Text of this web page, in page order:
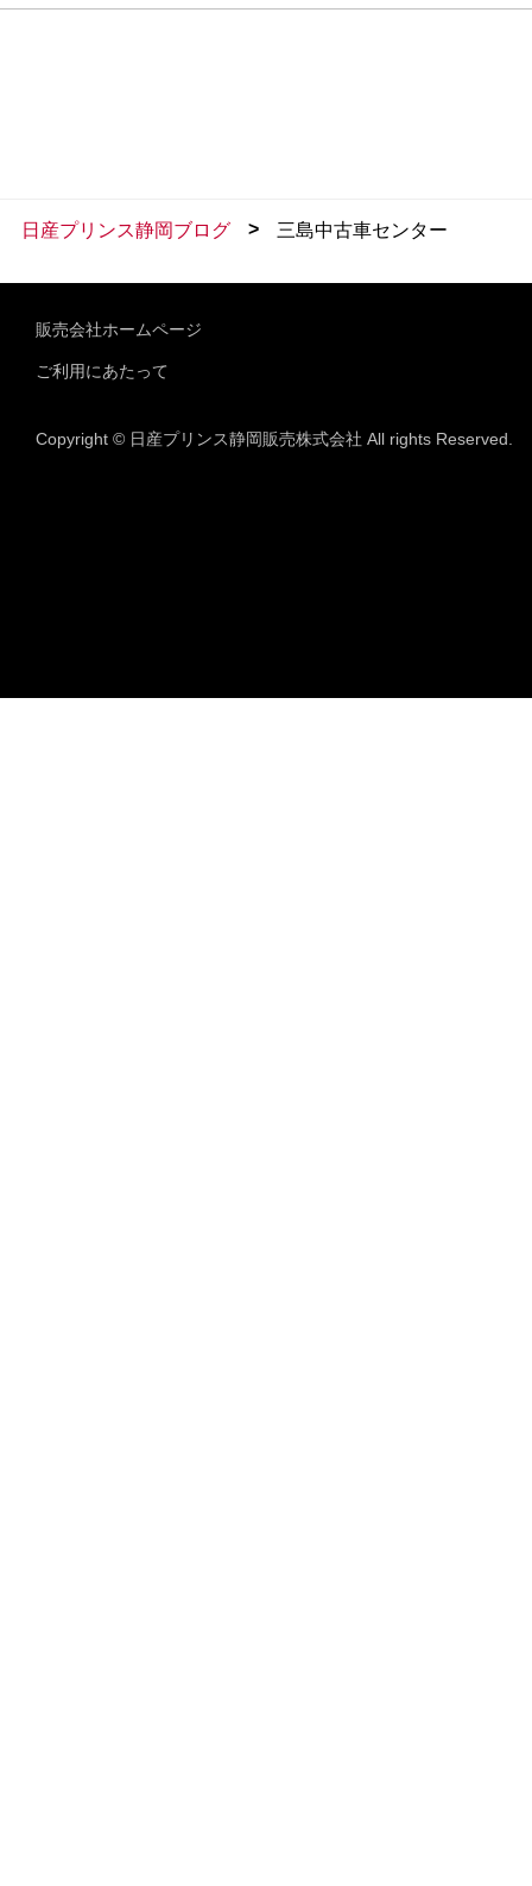
日産プリンス静岡ブログ > 三島中古車センター
販売会社ホームページ
ご利用にあたって
Copyright © 日産プリンス静岡販売株式会社 All rights Reserved.